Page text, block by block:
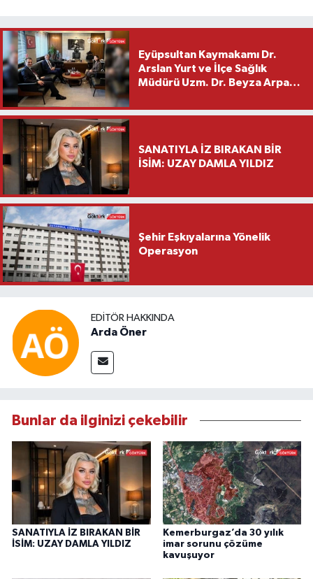
Eyüpsultan Kaymakamı Dr.
Arslan Yurt ve İlçe Sağlık
Müdürü Uzm. Dr. Beyza Arpacı
Ziyareti
SANATIYLA İZ BIRAKAN BİR
İSİM: UZAY DAMLA YILDIZ
Şehir Eşkıyalarına Yönelik
Operasyon
EDITÖR HAKKINDA
Arda Öner
Bunlar da ilginizi çekebilir
SANATIYLA İZ BIRAKAN BİR
İSİM: UZAY DAMLA YILDIZ
Kemerburgaz’da 30 yılık
imar sorunu çözüme
kavuşuyor